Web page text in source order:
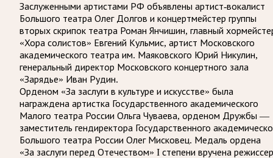
Заслуженными артистами РФ объявлены артист-вокалист
Большого театра Олег Долгов и концертмейстер группы
вторых скрипок театра Роман Янчишин, главный
«Хора солистов» Евгений Кульмис, артист Московского
академического театра им. Маяковского Юрий Никулин,
генеральный директор Московского концертного зала
«Зарядье» Иван Рудин.
Орденом «За заслуги в культуре и искусстве» была
награждена артистка Государственного академического
Малого театра России Ольга Чуваева, орденом Дружбы —
заместитель гендиректора Государственного
Большого театра России Олег Мисковец. Медаль ордена
«За заслуги перед Отечеством» I степени вручена